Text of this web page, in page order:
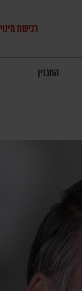
רכישת מינוי
המגזין